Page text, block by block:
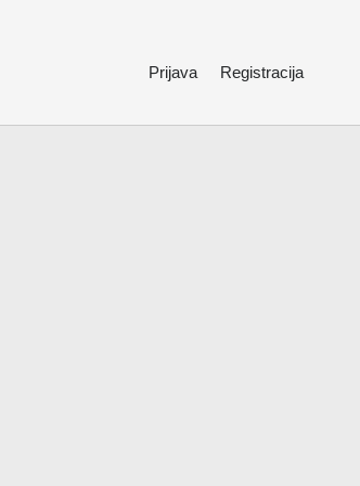
Prijava Registracija